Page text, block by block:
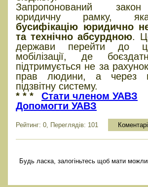
Запропонований
юридичну рамку,
бусифікацію юридично
та технічно абсурдною.
держави перейти до
мобілізації, де
підтримується не за
прав людини, а через
підзвітну систему.
* * *
Стати членом УАВЗ
Допомогти УАВЗ
Рейтинг: 0, Переглядів: 101
Будь ласка, залогіньтесь щоб мати